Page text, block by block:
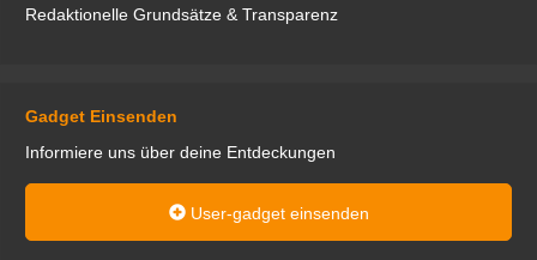
Redaktionelle Grundsätze & Transparenz
Gadget Einsenden
Informiere uns über deine Entdeckungen
User-gadget einsenden